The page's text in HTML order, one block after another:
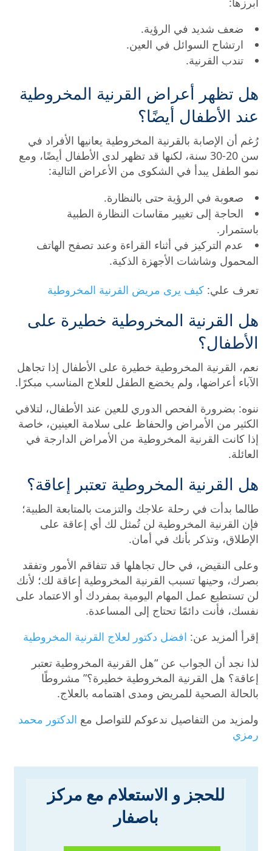
ضعف شديد في الرؤية.
ارتشاح السوائل في العين.
تندب القرنية.
هل تظهر أعراض القرنية المخروطية
عند الأطفال أيضًا؟
رُغم أن الإصابة بالقرنية المخروطية يعانيها الأفراد في
سن 20-30 سنة، لكنها قد تظهر لدى الأطفال أيضًا، ومع
نمو الطفل يبدأ في الشكوى من الأعراض التالية:
صعوبة في الرؤية حتى بالنظارة.
الحاجة إلى تغيير مقاسات النظارة الطبية
باستمرار.
عدم التركيز في أثناء القراءة وعند تصفح الهاتف
المحمول وشاشات الأجهزة الذكية.
تعرف علي: كيف يرى مريض القرنية المخروطية
هل القرنية المخروطية خطيرة على
الأطفال؟
نعم، القرنية المخروطية خطيرة على الأطفال إذا تجاهل
الآباء أعراضها، ولم يخضع الطفل للعلاج المناسب مبكرًا.
ننوه: بضرورة الفحص الدوري للعين عند الأطفال، لتلافي
الكثير من الأمراض والحفاظ على سلامة العينين، خاصة
إذا كانت القرنية المخروطية من الأمراض الدارجة في
العائلة.
هل القرنية المخروطية تعتبر إعاقة؟
طالما بدأت في رحلة علاجك والتزمت بالمتابعة الطبية؛
فإن القرنية المخروطية لن تُمثل لك أي إعاقة على
الإطلاق، وتذكر بأنك في أمان.
وعلى النقيض، في حال تجاهلها قد تتفاقم الأمور وتفقد
بصرك، وحينها تسبب القرنية المخروطية إعاقة لك؛ لأنك
لن تستطيع عمل المهام اليومية بمفردك أو الاعتماد على
نفسك، فأنت دائمًا تحتاج إلى المساعدة.
إقرأ ألمزيد عن: افضل دكتور لعلاج القرنية المخروطية
لذا نجد أن الجواب عن “هل القرنية المخروطية تعتبر
إعاقة؟ هل القرنية المخروطية خطيرة؟” مشروطًا
بالحالة الصحية للمريض ومدى اهتمامه بالعلاج.
ولمزيد من التفاصيل ندعوكم للتواصل مع الدكتور محمد
رمزي
للحجز و الاستعلام مع مركز
باصفار